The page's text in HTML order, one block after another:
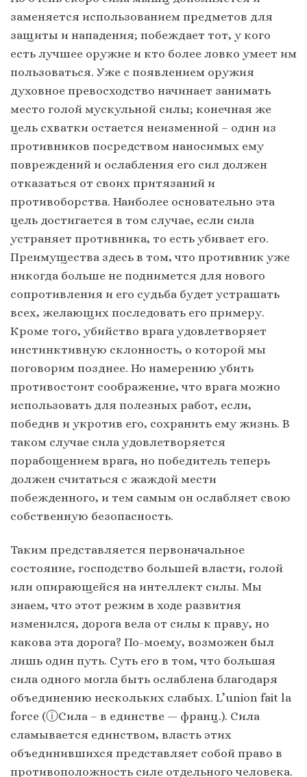
заменяется использованием предметов для
защиты и нападения; побеждает тот, у кого
есть лучшее оружие и кто более ловко умеет им
пользоваться. Уже с появлением оружия
духовное превосходство начинает занимать
место голой мускульной силы; конечная же
цель схватки остается неизменной – один из
противников посредством наносимых ему
повреждений и ослабления его сил должен
отказаться от своих притязаний и
противоборства. Наиболее основательно эта
цель достигается в том случае, если сила
устраняет противника, то есть убивает его.
Преимущества здесь в том, что противник уже
никогда больше не поднимется для нового
сопротивления и его судьба будет устрашать
всех, желающих последовать его примеру.
Кроме того, убийство врага удовлетворяет
инстинктивную склонность, о которой мы
поговорим позднее. Но намерению убить
противостоит соображение, что врага можно
использовать для полезных работ, если,
победив и укротив его, сохранить ему жизнь. В
таком случае сила удовлетворяется
порабощением врага, но победитель теперь
должен считаться с жаждой мести
побежденного, и тем самым он ослабляет свою
собственную безопасность.
Таким представляется первоначальное
состояние, господство большей власти, голой
или опирающейся на интеллект силы. Мы
знаем, что этот режим в ходе развития
изменился, дорога вела от силы к праву, но
какова эта дорога? По-моему, возможен был
лишь один путь. Суть его в том, что большая
сила одного могла быть ослаблена благодаря
объединению нескольких слабых. L’union fait la
force (ⓘСила – в единстве — франц.). Сила
сламывается единством, власть этих
объединившихся представляет собой право в
противоположность силе отдельного человека.